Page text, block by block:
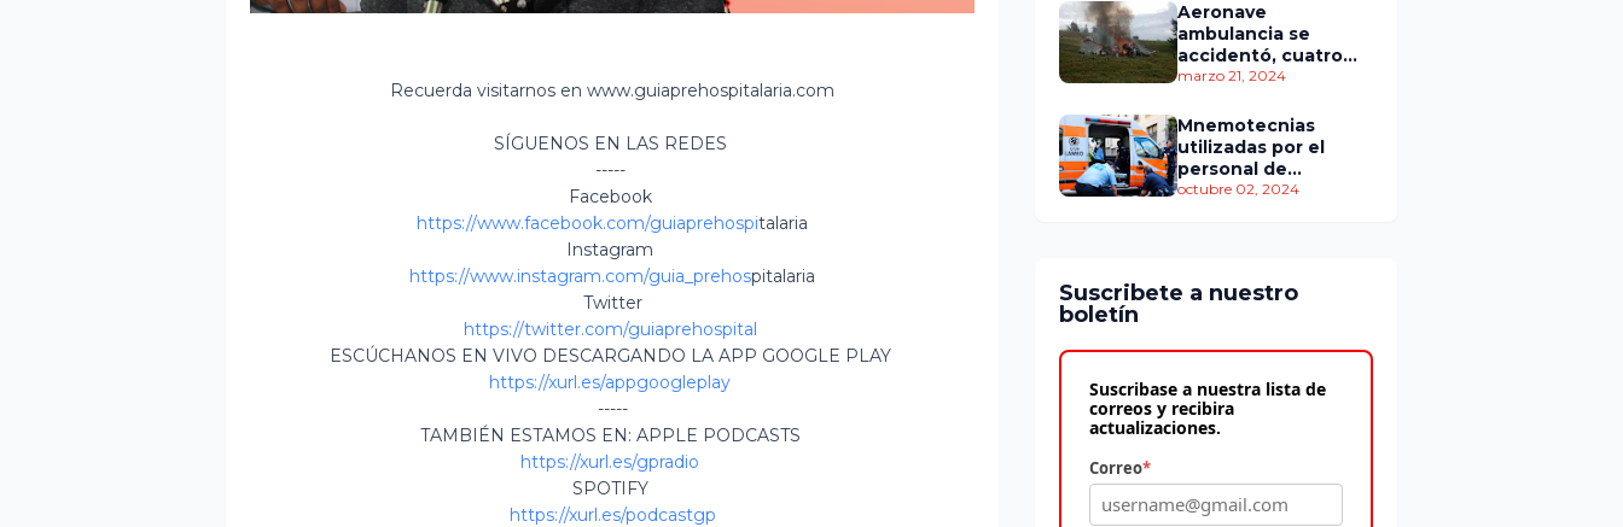
Recuerda visitarnos en www.guiaprehospitalaria.com
SÍGUENOS EN LAS REDES
-----
Facebook
https://www.facebook.com/guiaprehospitalaria
Instagram
https://www.instagram.com/guia_prehospitalaria
Twitter
https://twitter.com/guiaprehospital
ESCÚCHANOS EN VIVO DESCARGANDO LA APP GOOGLE PLAY
https://xurl.es/appgoogleplay
-----
TAMBIÉN ESTAMOS EN: APPLE PODCASTS
https://xurl.es/gpradio
SPOTIFY
https://xurl.es/podcastgp
Aeronave
ambulancia se
accidentó, cuatro
personas murieron
marzo 21, 2024
Mnemotecnias
utilizadas por el
personal de
atención
octubre 02, 2024
Suscribete a nuestro
boletín
Suscribase a nuestra lista de
correos y recibira
actualizaciones.
Correo*